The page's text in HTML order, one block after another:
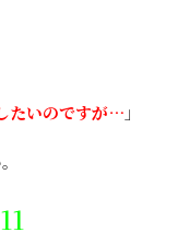
たいのですが… 」